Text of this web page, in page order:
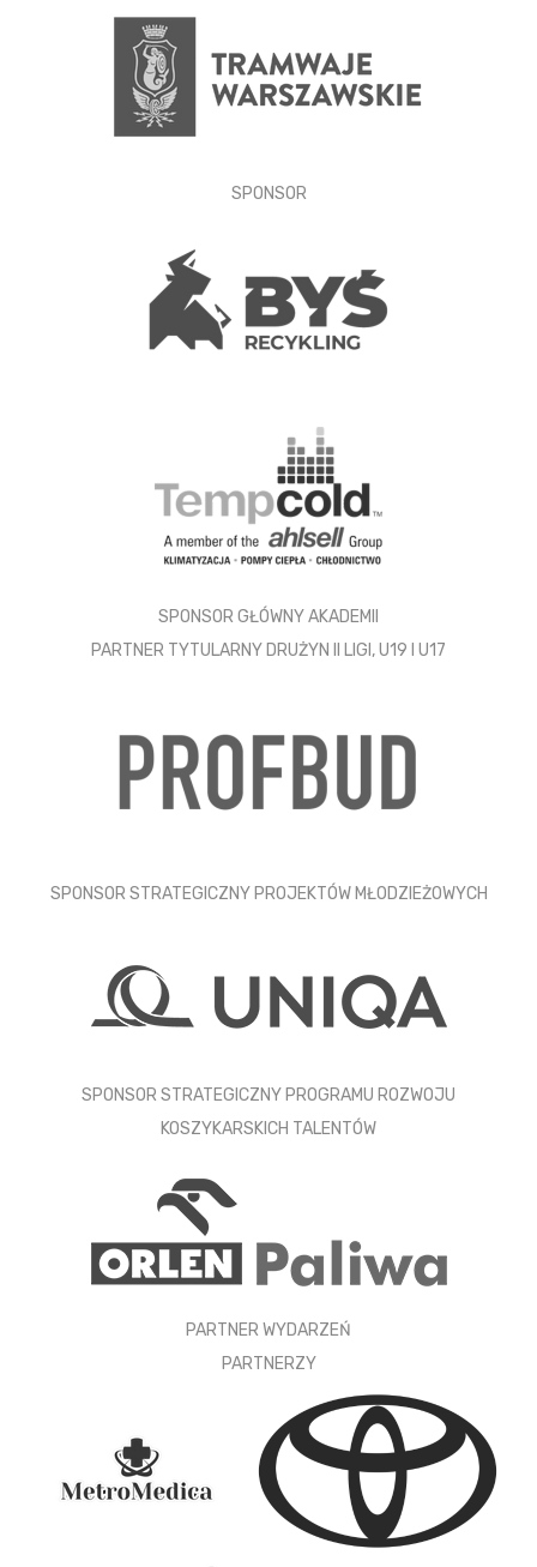
SPONSOR
SPONSOR GŁÓWNY AKADEMII
PARTNER TYTULARNY DRUŻYN II LIGI, U19 I U17
SPONSOR STRATEGICZNY PROJEKTÓW MŁODZIEŻOWYCH
SPONSOR STRATEGICZNY PROGRAMU ROZWOJU
KOSZYKARSKICH TALENTÓW
PARTNER WYDARZEŃ
PARTNERZY